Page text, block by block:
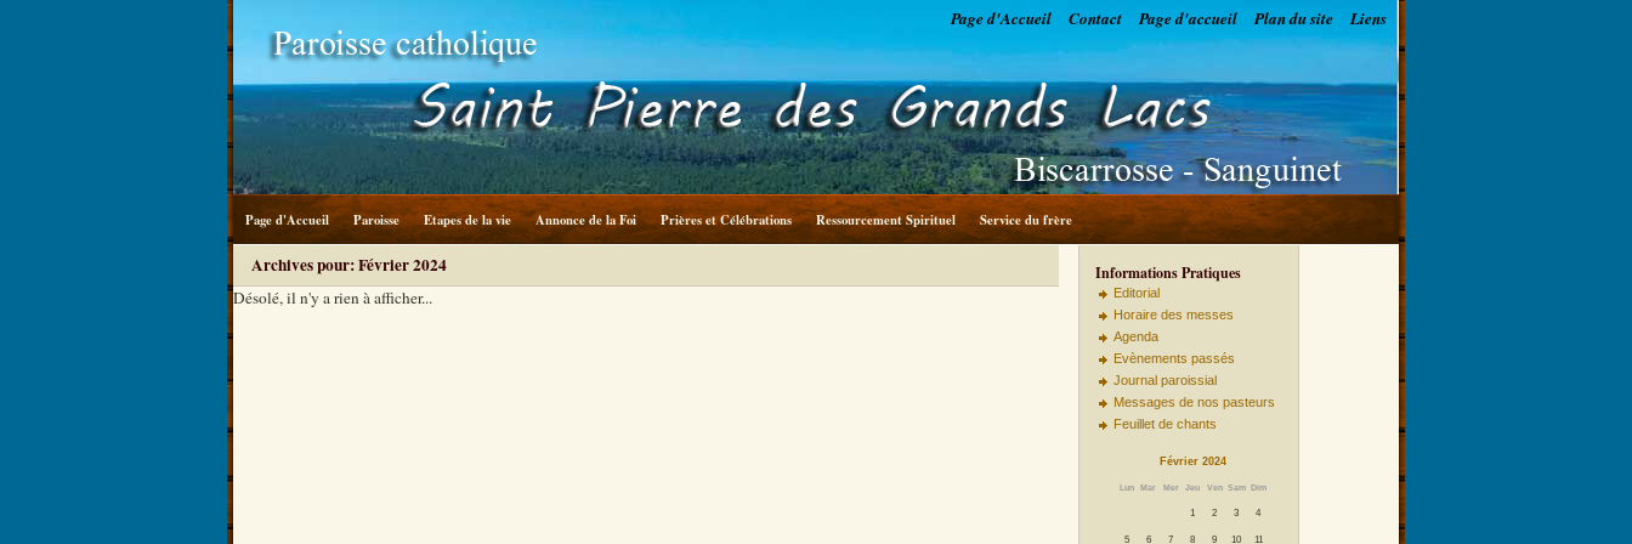
Liens
Plan du site
Page d'accueil
Contact
Page d'Accueil
Page d'Accueil Paroisse Etapes de la vie Annonce de la Foi Prières et Célébrations Ressourcement Spirituel Service du frère
Informations Pratiques
Editorial
Horaire des messes
Agenda
Evènements passés
Journal paroissial
Messages de nos pasteurs
Feuillet de chants
Février 2024
Lun Mar Mer Jeu Ven Sam Dim
1 2 3 4
5 6 7 8 9 10 11
Archives pour: Février 2024
Désolé, il n'y a rien à afficher...